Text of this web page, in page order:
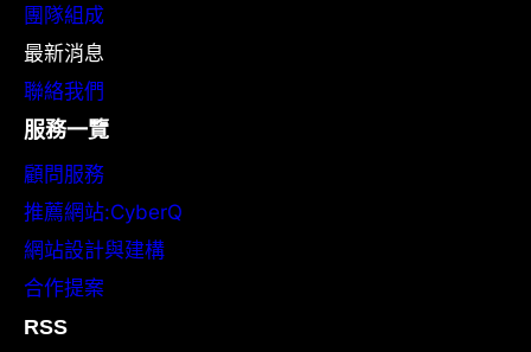
團隊組成
最新消息
聯絡我們
服務一覽
顧問服務
推薦網站:CyberQ
網站設計與建構
合作提案
RSS